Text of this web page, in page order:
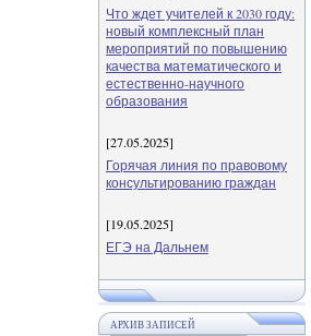
Что ждет учителей к 2030 году:
новый комплексный план
мероприятий по повышению
качества математического и
естественно-научного
образования
[27.05.2025]
Горячая линия по правовому
консультированию граждан
[19.05.2025]
ЕГЭ на Дальнем
АРХИВ ЗАПИСЕЙ